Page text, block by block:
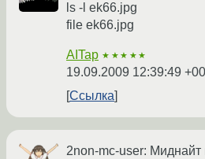
ls -l ek66.jpg
file ek66.jpg
AITap ★★★★★
19.09.2009 12:39:49
Ссылка
2non-mc-user: Миднайт